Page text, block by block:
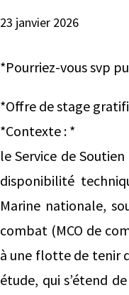
23 janvier 2026
*Pourriez-vous svp
*Offre de stage
*Contexte : *
le Service de
disponibilité
Marine nationale,
combat (MCO de
à une flotte de tenir
étude, qui s’étend